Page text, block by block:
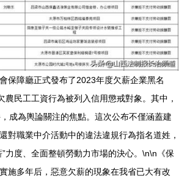
保障廳正式發布了2023年度欠薪企業黑名
農民工工資行為被列入信用懲戒對象。其中，
成為輿論關注的焦點。這次公布不僅涵蓋建
對職業中介活動中的違法違規行為指名道姓，
力度、全面整頓勞動力市場的決心。\n\n《保
施多年后，惡意欠薪的現象在我省已大有改